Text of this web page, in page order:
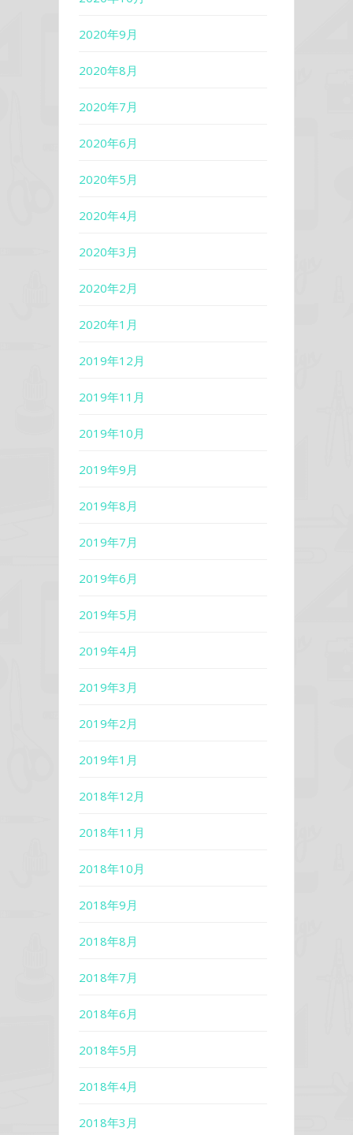
2020年9月
2020年8月
2020年7月
2020年6月
2020年5月
2020年4月
2020年3月
2020年2月
2020年1月
2019年12月
2019年11月
2019年10月
2019年9月
2019年8月
2019年7月
2019年6月
2019年5月
2019年4月
2019年3月
2019年2月
2019年1月
2018年12月
2018年11月
2018年10月
2018年9月
2018年8月
2018年7月
2018年6月
2018年5月
2018年4月
2018年3月